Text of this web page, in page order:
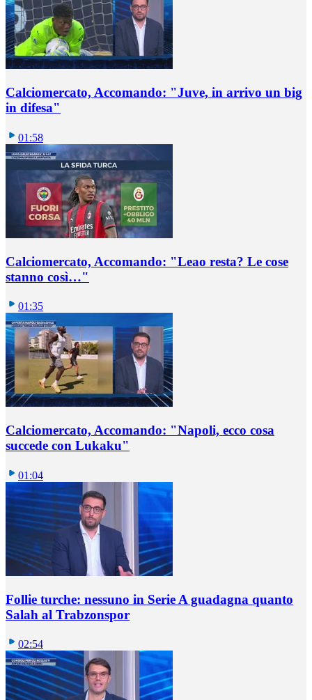
Calciomercato, Accomando: "Juve, in arrivo un big
in difesa"
01:58
Calciomercato, Accomando: "Leao resta? Le cose
stanno così…"
01:35
Calciomercato, Accomando: "Napoli, ecco cosa
succede con Lukaku"
01:04
Follie turche: nessuno in Serie A guadagna quanto
Salah al Trabzonspor
02:54